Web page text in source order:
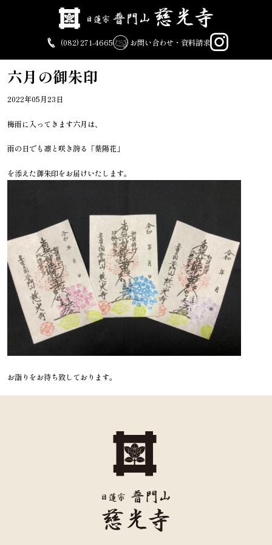
(082) 271-4665
お問い合わせ・資料請求
六月の御朱印
2022年05月23日
梅雨に入ってきます六月は、
雨の日でも凛と咲き誇る「紫陽花」
を添えた御朱印をお届けいたします。
お詣りをお待ち致しております。